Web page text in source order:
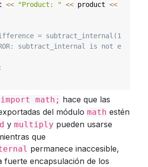
<< "Product: " << product <<
= subtract_internal(1
subtract_internal is not e
;
import math; hace que las
del módulo math estén
y multiply pueden usarse
que
permanece inaccesible,
fuerte encapsulación de los